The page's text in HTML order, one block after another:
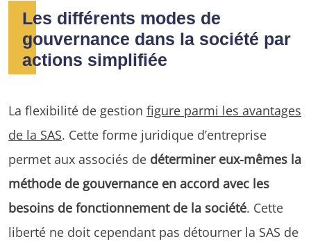
Les différents modes de
gouvernance dans la société par
actions simplifiée
La flexibilité de gestion figure parmi les avantages
de la SAS. Cette forme juridique d’entreprise
permet aux associés de déterminer eux-mêmes la
méthode de gouvernance en accord avec les
besoins de fonctionnement de la société. Cette
liberté ne doit cependant pas détourner la SAS de